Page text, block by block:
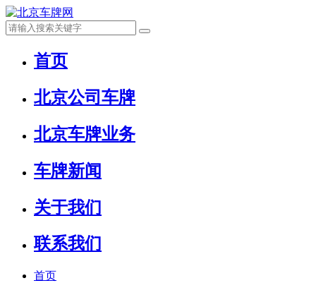
首页
北京公司车牌
北京车牌业务
车牌新闻
关于我们
联系我们
首页